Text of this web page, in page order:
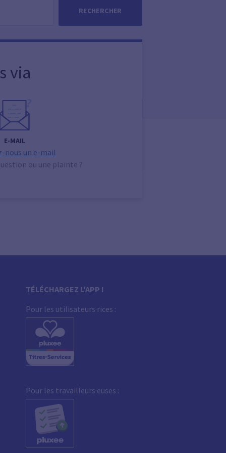
RECHERCHER
via
E-MAIL
nous un e-mail
ou une plainte ?
TÉLÉCHARGEZ L'APP !
Pour les utilisateurs·rices :
Pour les travailleurs·euses :